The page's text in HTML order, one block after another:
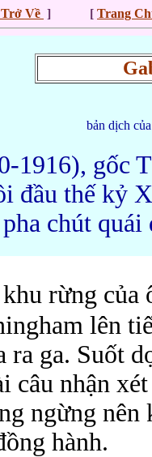
Trở Về ] [ Trang
bản dịch
1916), gốc
đầu thế kỷ
chút
rừng của
lên
ra ga. Suốt
câu nhận
ngừng nên
hành.